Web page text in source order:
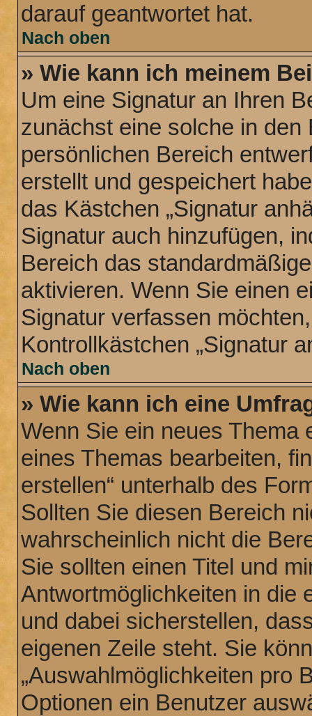
darauf geantwortet hat.
Nach oben
» Wie kann ich meinem
Um eine Signatur an Ihren
zunächst eine solche in den
persönlichen Bereich
erstellt und gespeichert
das Kästchen „Signatur
Signatur auch hinzufügen,
Bereich das
aktivieren. Wenn Sie einen
Signatur verfassen
Kontrollkästchen „Signatur
Nach oben
» Wie kann ich eine
Wenn Sie ein neues Thema
eines Themas bearbeiten,
erstellen“ unterhalb des
Sollten Sie diesen Bereich
wahrscheinlich nicht die
Sie sollten einen Titel und
Antwortmöglichkeiten in die
und dabei sicherstellen,
eigenen Zeile steht. Sie
„Auswahlmöglichkeiten pro
Optionen ein Benutzer